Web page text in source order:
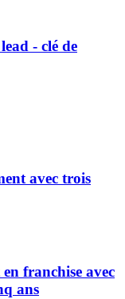
- clé de
avec trois
franchise avec
ans